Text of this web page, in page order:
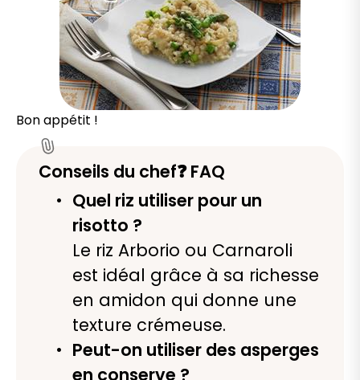
Bon appétit !
Conseils du chef❓ FAQ
Quel riz utiliser pour un
risotto ?
Le riz Arborio ou Carnaroli
est idéal grâce à sa richesse
en amidon qui donne une
texture crémeuse.
Peut-on utiliser des asperges
en conserve ?